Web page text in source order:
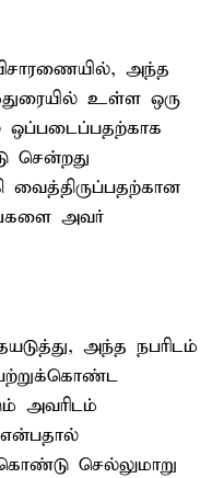
அந்த
உள்ள ஒரு
ஒப்படைப்பதற்காக
சென்றது
வைத்திருப்பதற்கான
அவர்
அந்த நபரிடம்
அவரிடம்
செல்லுமாறு